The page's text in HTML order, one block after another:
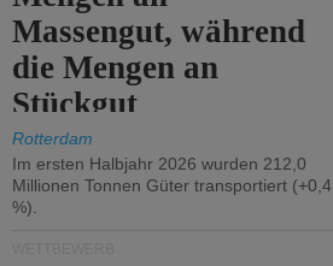
Massengut, während
die Mengen an
Stückgut
zurückgingen.
Rotterdam
Im ersten Halbjahr 2026 wurden 212,0
Millionen Tonnen Güter transportiert (+0,4
%).